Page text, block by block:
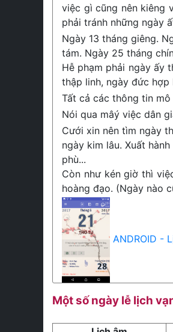
việc gì cũng nên kiêng
phải tránh những ngày
Ngày 13 tháng giêng.
tám. Ngày 25 tháng
Hễ phạm phải ngày ấy
thập linh, ngày đức
Tất cả các thông tin
Nói qua mâý việc dân
Cưới xin nên tìm ngày
ngày kim lâu. Xuất
phù...
Còn như kén giờ thì
hoàng đạo. (Ngày nào
ANDROID -
Một số ngày lễ lịch